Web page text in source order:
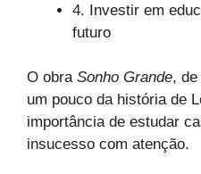
4. Investir em
futuro
O obra Sonho Grande,
um pouco da história de
importância de estudar
insucesso com atenção.